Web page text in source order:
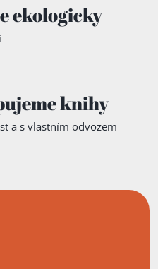
ekologicky
knihy
a s vlastním odvozem